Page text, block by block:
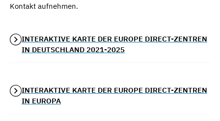
Kontakt aufnehmen.
INTERAKTIVE KARTE DER EUROPE DIRECT-ZENTREN
IN DEUTSCHLAND 2021-2025
INTERAKTIVE KARTE DER EUROPE DIRECT-ZENTREN
IN EUROPA